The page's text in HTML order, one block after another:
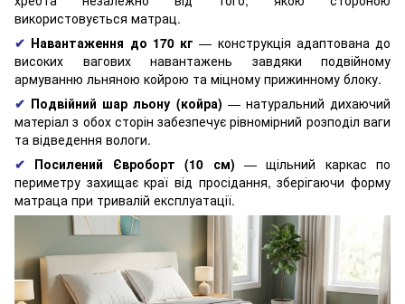
використовується матрац.
✔ Навантаження до 170 кг — конструкція адаптована до
високих вагових навантажень завдяки подвійному
армуванню льняною койрою та міцному прижинному блоку.
✔ Подвійний шар льону (койра) — натуральний дихаючий
матеріал з обох сторін забезпечує рівномірний розподіл ваги
та відведення вологи.
✔ Посилений Євроборт (10 см) — щільний каркас по
периметру захищає краї від просідання, зберігаючи форму
матраца при тривалій експлуатації.